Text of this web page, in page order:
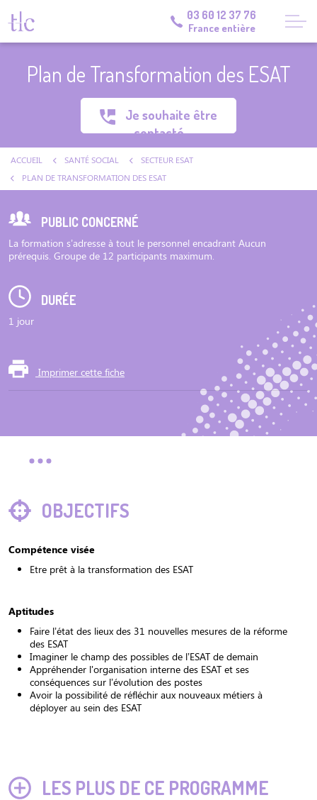
03 60 12 37 76
France entière
Plan de Transformation des ESAT
Je souhaite être
contacté
ACCUEIL SANTÉ SOCIAL
SECTEUR ESAT
PLAN DE TRANSFORMATION DES ESAT
OBJECTIFS
Compétence visée
Etre prêt à la transformation des ESAT
Aptitudes
Faire l’état des lieux des 31 nouvelles mesures de la réforme
des ESAT
Imaginer le champ des possibles de l’ESAT de demain
Appréhender l'organisation interne des ESAT et ses
conséquences sur l’évolution des postes
Avoir la possibilité de réfléchir aux nouveaux métiers à
déployer au sein des ESAT
LES PLUS DE CE PROGRAMME
PUBLIC CONCERNÉ
La formation s’adresse à tout le personnel encadrant Aucun
prérequis. Groupe de 12 participants maximum.
DURÉE
1 jour
Imprimer cette fiche